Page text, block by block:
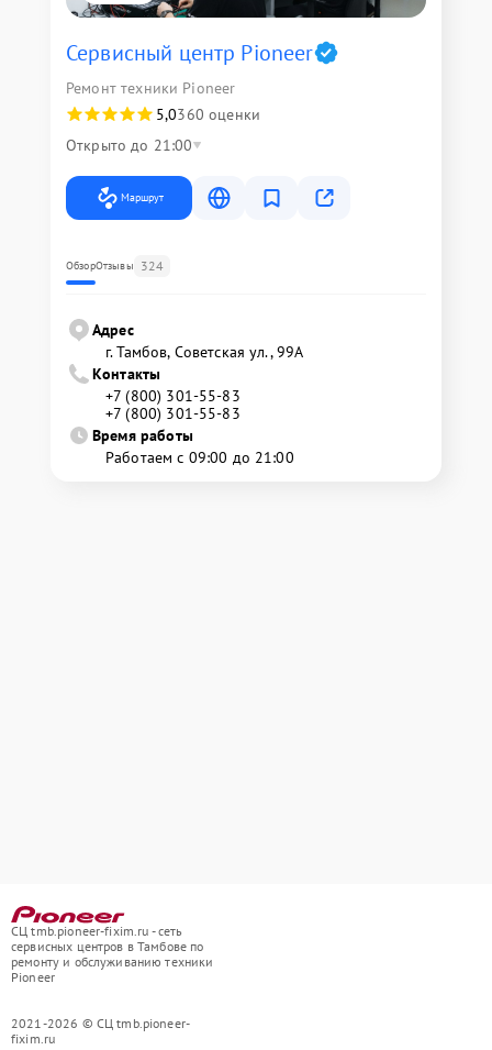
Сервисный центр Pioneer
Ремонт техники Pioneer
5,0360 оценки
Открыто до 21:00
Маршрут
ОбзорОтзывы 324
Адрес
г. Тамбов, Советская ул., 99А
Контакты
+7 (800) 301-55-83
+7 (800) 301-55-83
Время работы
Работаем с 09:00 до 21:00
СЦ tmb.pioneer-fixim.ru - сеть
сервисных центров в Тамбове по
ремонту и обслуживанию техники
Pioneer
2021-2026 © СЦ tmb.pioneer-
fixim.ru